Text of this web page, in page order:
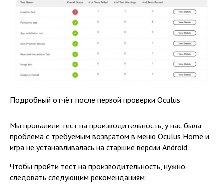
Подробный отчёт после первой проверки Oculus
Мы провалили тест на производительность, у нас была
проблема с требуемым возвратом в меню Oculus Home и
игра не устанавливалась на старшие версии Android.
Чтобы пройти тест на производительность, нужно
следовать следующим рекомендациям: